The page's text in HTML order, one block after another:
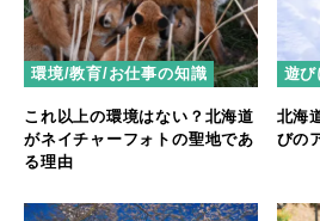
環境/教育/お仕事の知識
これ以上の環境はない？北海道
がネイチャーフォトの聖地であ
る理由
遊び
北海
びの